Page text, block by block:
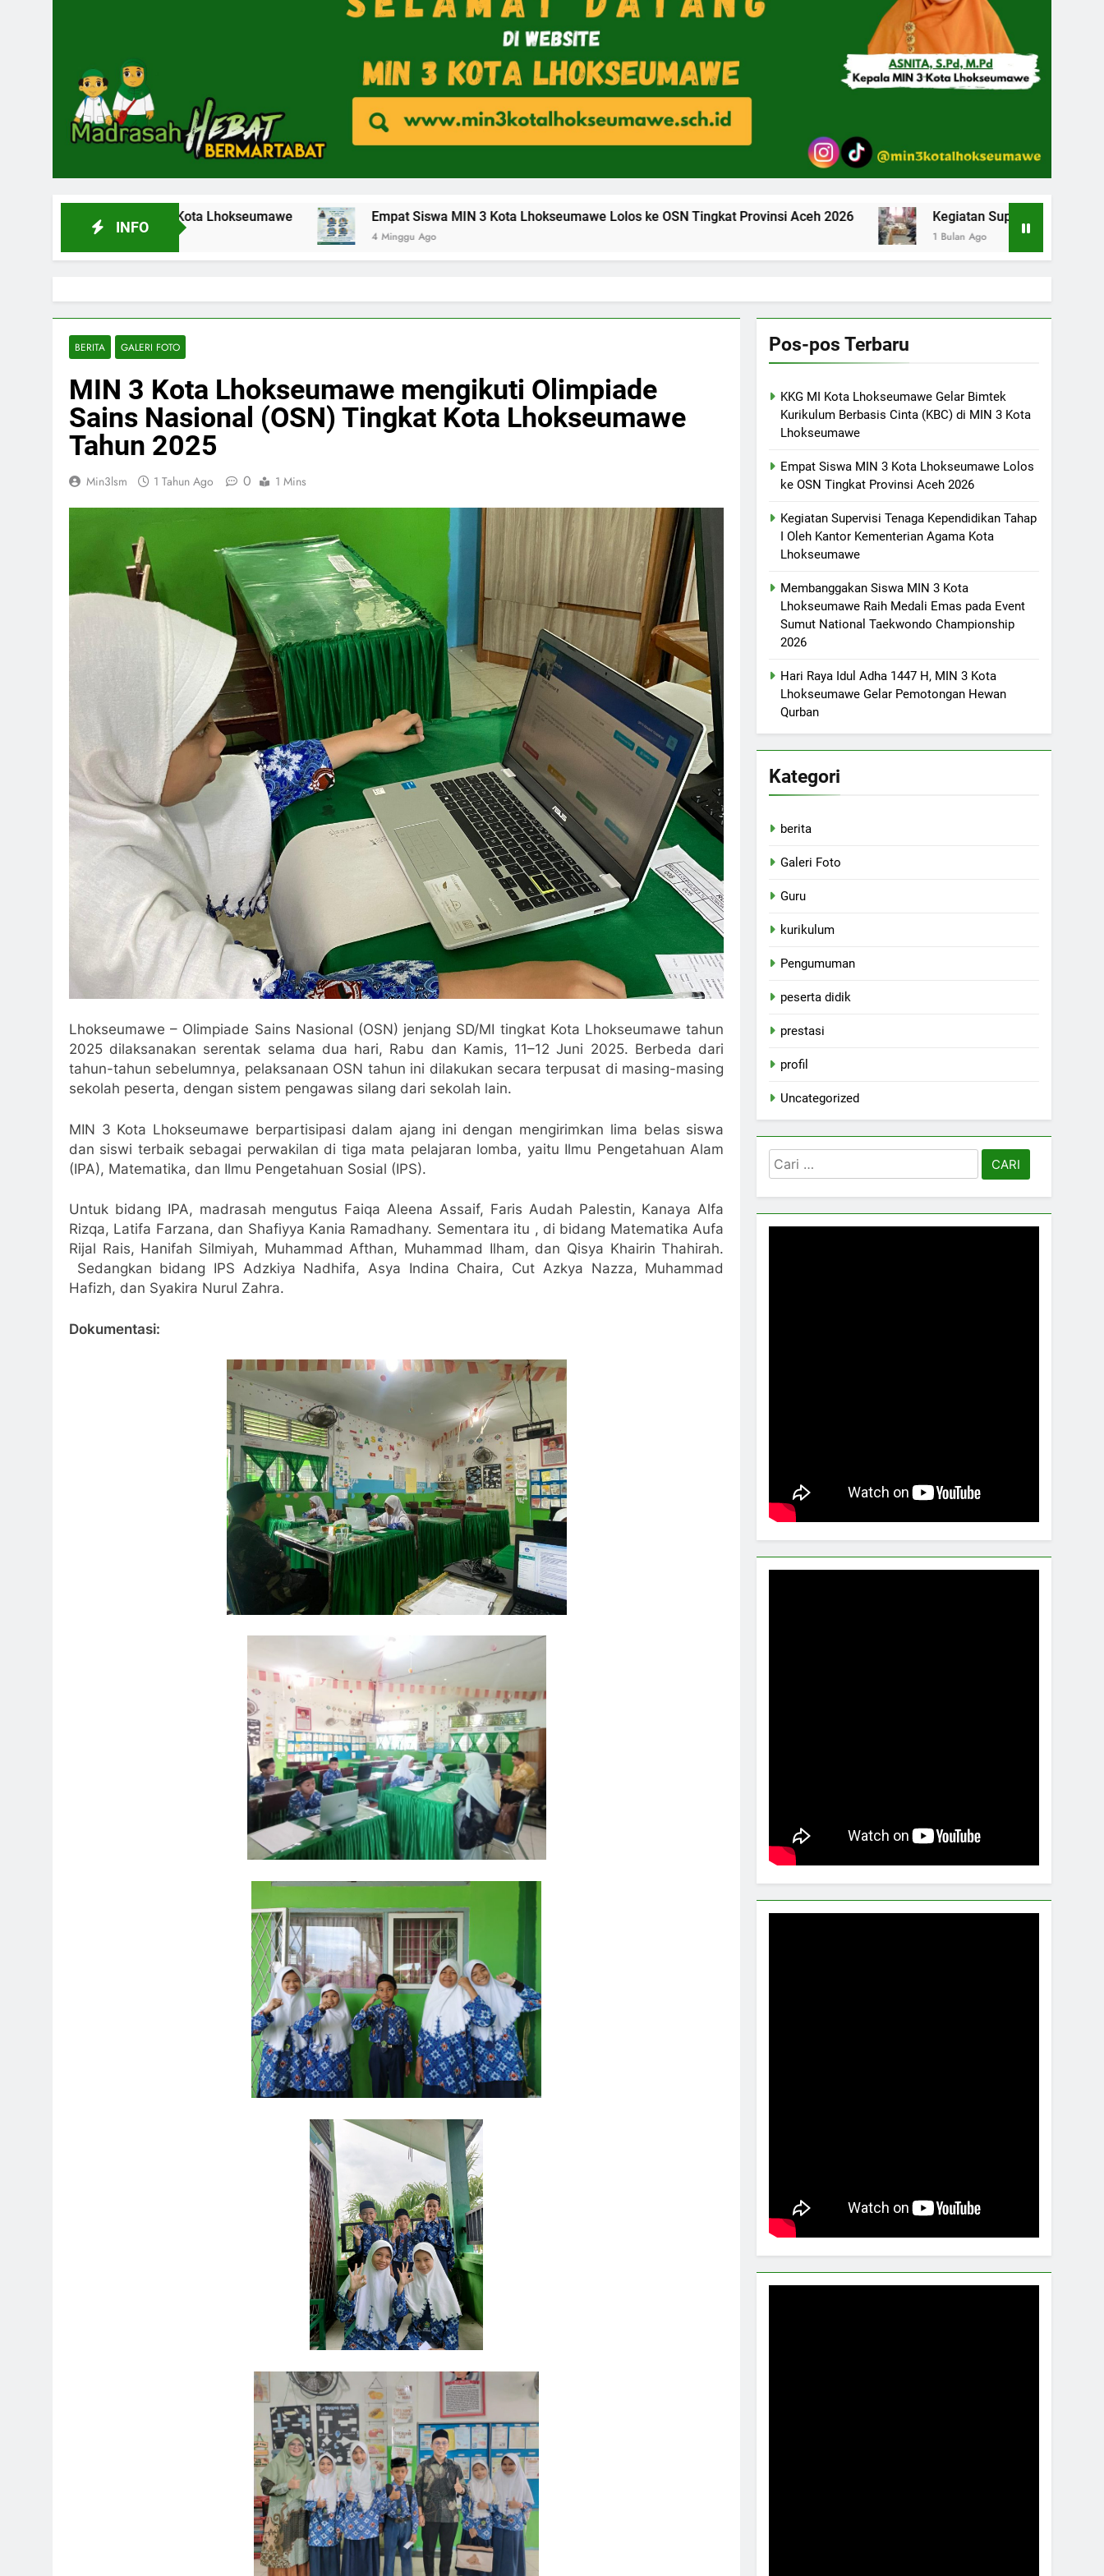
INFO
MIN 3 Kota Lhokseumawe Empat Siswa MIN 3 Kota Lhokseumawe Lolos ke OSN Tingkat Provinsi Aceh 2026
4 Minggu Ago
Kegiatan Supervisi Tenaga Kependidikan
BERITA GALERI FOTO
MIN 3 Kota Lhokseumawe mengikuti Olimpiade
Sains Nasional (OSN) Tingkat Kota Lhokseumawe
Tahun 2025
Min3lsm 1 Tahun Ago 0 1 Mins
Lhokseumawe – Olimpiade Sains Nasional (OSN) jenjang SD/MI tingkat Kota Lhokseumawe tahun
2025 dilaksanakan serentak selama dua hari, Rabu dan Kamis, 11–12 Juni 2025. Berbeda dari
tahun-tahun sebelumnya, pelaksanaan OSN tahun ini dilakukan secara terpusat di masing-masing
sekolah peserta, dengan sistem pengawas silang dari sekolah lain.
MIN 3 Kota Lhokseumawe berpartisipasi dalam ajang ini dengan mengirimkan lima belas siswa
dan siswi terbaik sebagai perwakilan di tiga mata pelajaran lomba, yaitu Ilmu Pengetahuan Alam
(IPA), Matematika, dan Ilmu Pengetahuan Sosial (IPS).
Untuk bidang IPA, madrasah mengutus Faiqa Aleena Assaif, Faris Audah Palestin, Kanaya Alfa
Rizqa, Latifa Farzana, dan Shafiyya Kania Ramadhany. Sementara itu , di bidang Matematika Aufa
Rijal Rais, Hanifah Silmiyah, Muhammad Afthan, Muhammad Ilham, dan Qisya Khairin Thahirah.
Sedangkan bidang IPS Adzkiya Nadhifa, Asya Indina Chaira, Cut Azkya Nazza, Muhammad
Hafizh, dan Syakira Nurul Zahra.
Dokumentasi:
Pos-pos Terbaru
KKG MI Kota Lhokseumawe Gelar Bimtek
Kurikulum Berbasis Cinta (KBC) di MIN 3 Kota
Lhokseumawe
Empat Siswa MIN 3 Kota Lhokseumawe Lolos
ke OSN Tingkat Provinsi Aceh 2026
Kegiatan Supervisi Tenaga Kependidikan Tahap
I Oleh Kantor Kementerian Agama Kota
Lhokseumawe
Membanggakan Siswa MIN 3 Kota
Lhokseumawe Raih Medali Emas pada Event
Sumut National Taekwondo Championship
2026
Hari Raya Idul Adha 1447 H, MIN 3 Kota
Lhokseumawe Gelar Pemotongan Hewan
Qurban
Kategori
berita
Galeri Foto
Guru
kurikulum
Pengumuman
peserta didik
prestasi
profil
Uncategorized
Cari
untuk: